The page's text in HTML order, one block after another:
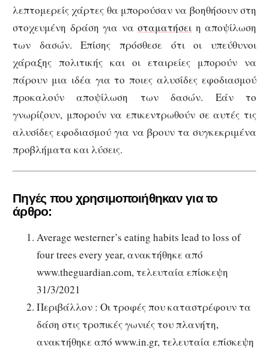
λεπτομερείς χάρτες θα μπορούσαν να βοηθήσουν στη
στοχευμένη δράση για να σταματήσει η αποψίλωση
των δασών. Επίσης πρόσθεσε ότι οι υπεύθυνοι
χάραξης πολιτικής και οι εταιρείες μπορούν να
πάρουν μια ιδέα για το ποιες αλυσίδες εφοδιασμού
προκαλούν αποψίλωση των δασών. Εάν το
γνωρίζουν, μπορούν να επικεντρωθούν σε αυτές τις
αλυσίδες εφοδιασμού για να βρουν τα συγκεκριμένα
προβλήματα και λύσεις.
Πηγές που χρησιμοποιήθηκαν για το
άρθρο:
Average westerner’s eating habits lead to loss of
four trees every year, ανακτήθηκε από
www.theguardian.com, τελευταία επίσκεψη
31/3/2021
Περιβάλλον : Οι τροφές που καταστρέφουν τα
δάση στις τροπικές γωνιές του πλανήτη,
ανακτήθηκε από www.in.gr, τελευταία επίσκεψη